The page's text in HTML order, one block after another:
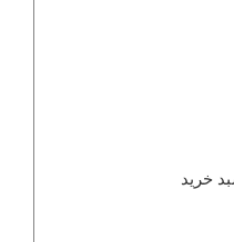
خرید